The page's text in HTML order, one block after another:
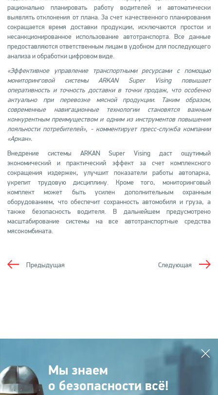
рационально планировать работу водителей и автоматически
выявлять отклонения от плана. За счет качественного планирования
сокращается время доставки продукции, исключаются простои и
несанкционированное использование автотранспорта. Все данные
предоставляются ответственным лицам в удобном для последующего
анализа и обработки цифровом виде.
«Эффективное управление транспортными ресурсами с помощью
мониторинговой системы ARKAN Super Vising повышает
оперативность и точность доставки в точки продаж, что особенно
актуально при перевозке мясной продукции. Таким образом,
современные навигационные технологии становятся важным
конкурентным преимуществом и одним из инструментов повышения
лояльности потребителей», - комментирует пресс-служба компании
«Аркан».
Внедрение системы ARKAN Super Vising даст ощутимый
экономический и практический эффект за счет комплексного
сокращения издержек, улучшит показатели работы автопарка,
укрепит трудовую дисциплину. Кроме того, мониторинговый
комплект может быть усилен дополнительным охранным
оборудованием, что обеспечит сохранность автомобиля и груза, а
также безопасность водителя. В дальнейшем предусмотрено
масштабирование системы на все автотранспортные средства
мясокомбината.
Следующая
Предыдущая
Мы знаем
о безопасности всё!